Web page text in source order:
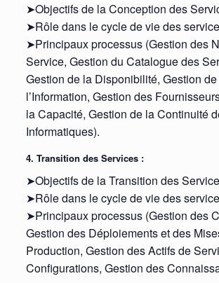
➤Objectifs de la Conception des
➤Rôle dans le cycle de vie des
➤Principaux processus (Gestion des
Service, Gestion du Catalogue des
Gestion de la Disponibilité, Gestion
l’Information, Gestion des
la Capacité, Gestion de la Continuité
Informatiques).
4. Transition des Services :
➤Objectifs de la Transition des
➤Rôle dans le cycle de vie des
➤Principaux processus (Gestion des
Gestion des Déploiements et des
Production, Gestion des Actifs de
Configurations, Gestion des